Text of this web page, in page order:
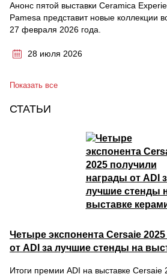
Анонс пятой выставки Ceramica
Pamesa представит новые коллекции
27 февраля 2026 года.
28 июля 2026
Показать все
СТАТЬИ
Четыре экспонента Cersaie
от ADI за лучшие стенды на
Итоги премии ADI на выставке Cersaie